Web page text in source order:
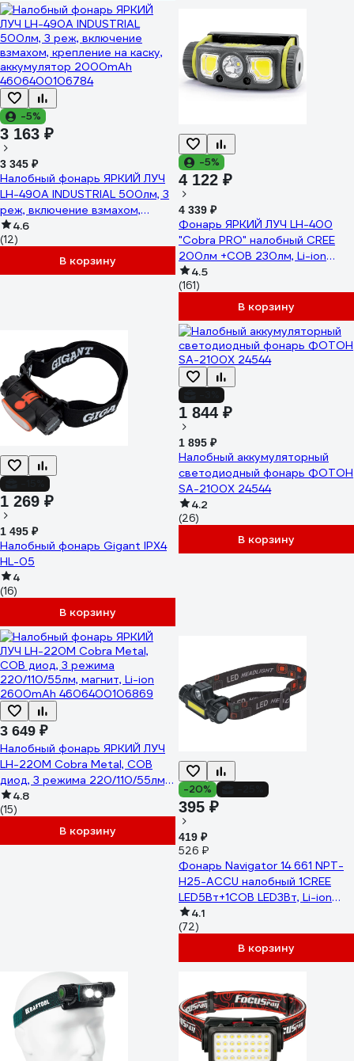
-5%
3 163 ₽
3 345 ₽
Налобный фонарь ЯРКИЙ ЛУЧ
LH-490A INDUSTRIAL 500лм, 3
реж, включение взмахом,
крепление на каску,
аккумулятор 2000mAh
4606400106784
4.6
(12)
В корзину
-5%
4 122 ₽
4 339 ₽
Фонарь ЯРКИЙ ЛУЧ LH-400
"Cobra PRO" налобный CREE
200лм +COB 230лм, Li-ion
2600mAh 4606400106302
4.5
(161)
В корзину
1 269 ₽
1 495 ₽
Налобный фонарь Gigant IPX4
HL-05
4
(16)
В корзину
1 844 ₽
1 895 ₽
Налобный аккумуляторный
светодиодный фонарь ФОТОН
SA-2100X 24544
4.2
(26)
В корзину
3 649 ₽
Налобный фонарь ЯРКИЙ ЛУЧ
LH-220М Cobra Мetal, COB
диод, 3 режима 220/110/55лм,
магнит, Li-ion 2600mAh
4606400106869
4.8
(15)
В корзину
-20%
395 ₽
419 ₽
526 ₽
Фонарь Navigator 14 661 NPT-
H25-ACCU налобный 1CREE
LED5Вт+1COB LED3Вт, Li-ion
1,2Ач 14661
4.1
(72)
В корзину